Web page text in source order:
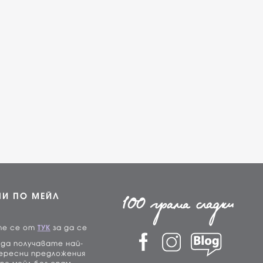
ПО МЕЙЛ
се от ТУК за да се
получавате най-
предложения